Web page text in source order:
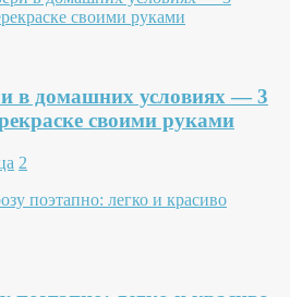
в домашних условиях — 3
своими руками
2